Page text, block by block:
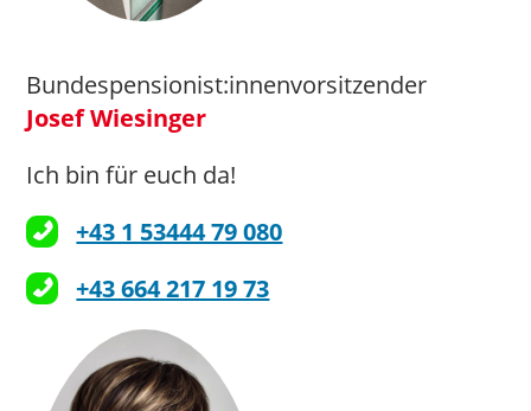
Bundespensionist:innenvorsitzender
Josef Wiesinger
Ich bin für euch da!
+43 1 53444 79 080
+43 664 217 19 73